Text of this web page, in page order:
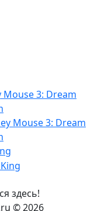
Mouse 3: Dream
здесь!
© 2026